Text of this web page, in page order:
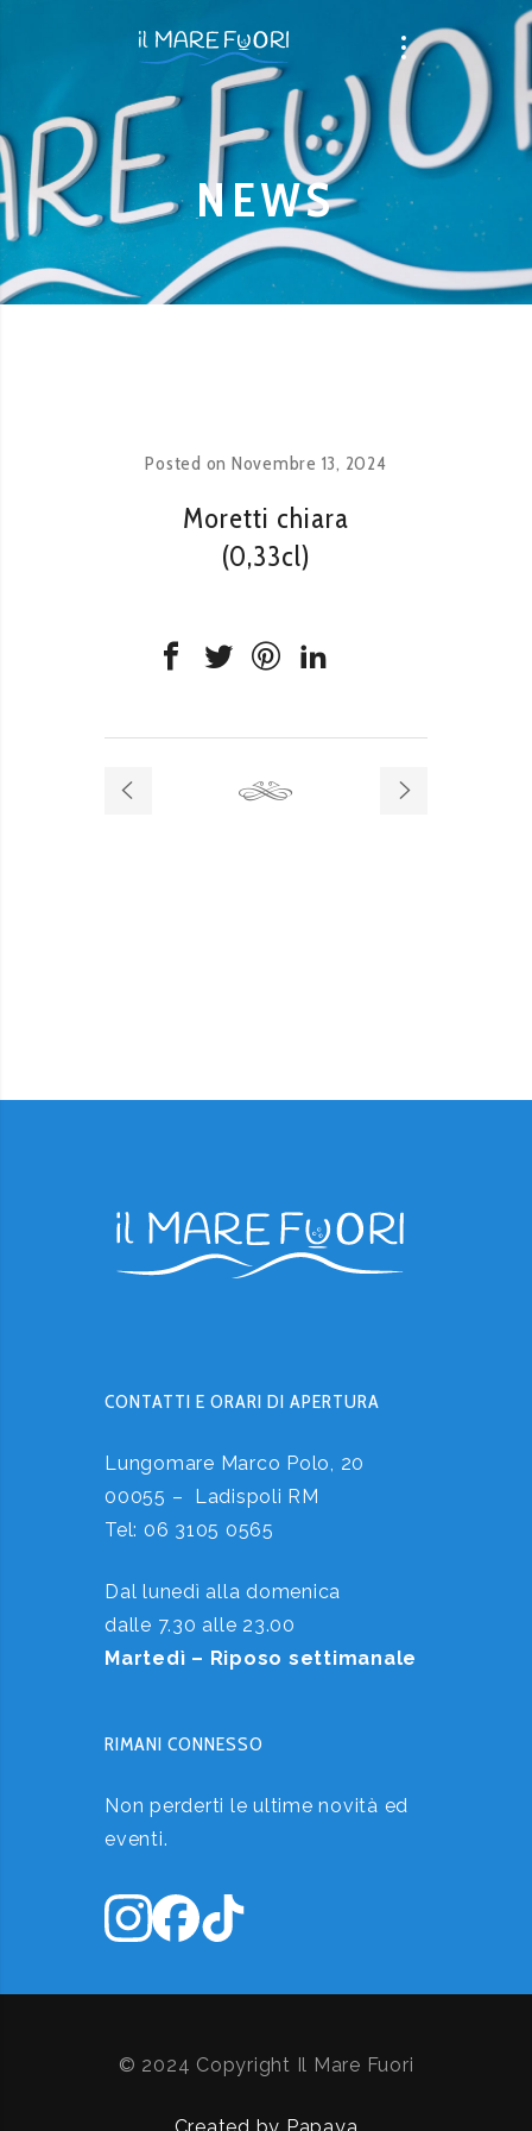
NEWS
Posted on Novembre 13, 2024
Moretti chiara
(0,33cl)
CONTATTI E ORARI DI APERTURA
Lungomare Marco Polo, 20
00055 – Ladispoli RM
Tel: 06 3105 0565
Dal lunedì alla domenica
dalle 7.30 alle 23.00
Martedì – Riposo settimanale
RIMANI CONNESSO
Non perderti le ultime novità ed
eventi.
© 2024 Copyright Il Mare Fuori